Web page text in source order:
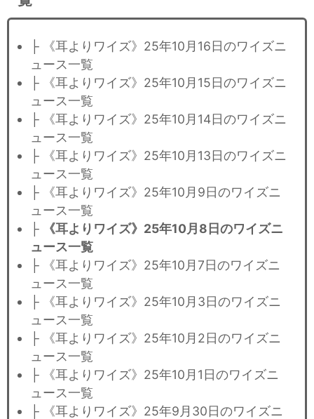
├ 《耳よりワイズ》25年10月16日のワイズニ
ュース一覧
├ 《耳よりワイズ》25年10月15日のワイズニ
ュース一覧
├ 《耳よりワイズ》25年10月14日のワイズニ
ュース一覧
├ 《耳よりワイズ》25年10月13日のワイズニ
ュース一覧
├ 《耳よりワイズ》25年10月9日のワイズニ
ュース一覧
├
《耳よりワイズ》25年10月8日のワイズニ
ュース一覧
├ 《耳よりワイズ》25年10月7日のワイズニ
ュース一覧
├ 《耳よりワイズ》25年10月3日のワイズニ
ュース一覧
├ 《耳よりワイズ》25年10月2日のワイズニ
ュース一覧
├ 《耳よりワイズ》25年10月1日のワイズニ
ュース一覧
├ 《耳よりワイズ》25年9月30日のワイズニ